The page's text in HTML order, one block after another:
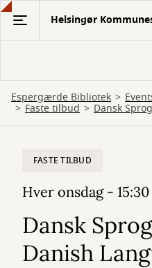
Gå
hovedindhold
Helsingør
Espergærde Bibliotek
Faste tilbud Dansk
FASTE TILBUD
Hver onsdag - 15:30
Dansk
Danish